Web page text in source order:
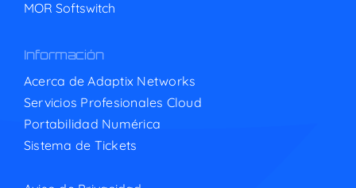
MOR Softswitch
Información
Acerca de Adaptix Networks
Servicios Profesionales Cloud
Portabilidad Numérica
Sistema de Tickets